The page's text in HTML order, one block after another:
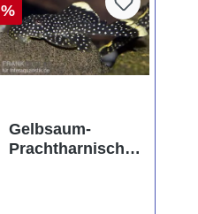
%
Gelbsaum-
Prachtharnischw